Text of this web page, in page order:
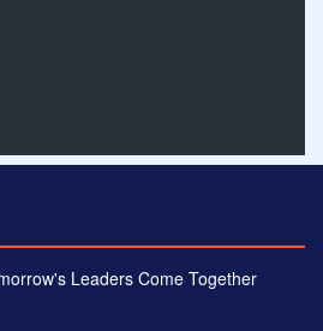
Leaders Come Together